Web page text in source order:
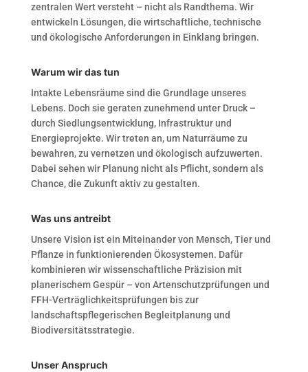
zentralen Wert versteht – nicht als Randthema. Wir
entwickeln Lösungen, die wirtschaftliche, technische
und ökologische Anforderungen in Einklang bringen.
Warum wir das tun
Intakte Lebensräume sind die Grundlage unseres
Lebens. Doch sie geraten zunehmend unter Druck –
durch Siedlungsentwicklung, Infrastruktur und
Energieprojekte. Wir treten an, um Naturräume zu
bewahren, zu vernetzen und ökologisch aufzuwerten.
Dabei sehen wir Planung nicht als Pflicht, sondern als
Chance, die Zukunft aktiv zu gestalten.
Was uns antreibt
Unsere Vision ist ein Miteinander von Mensch, Tier und
Pflanze in funktionierenden Ökosystemen. Dafür
kombinieren wir wissenschaftliche Präzision mit
planerischem Gespür – von Artenschutzprüfungen und
FFH-Verträglichkeitsprüfungen bis zur
landschaftspflegerischen Begleitplanung und
Biodiversitätsstrategie.
Unser Anspruch